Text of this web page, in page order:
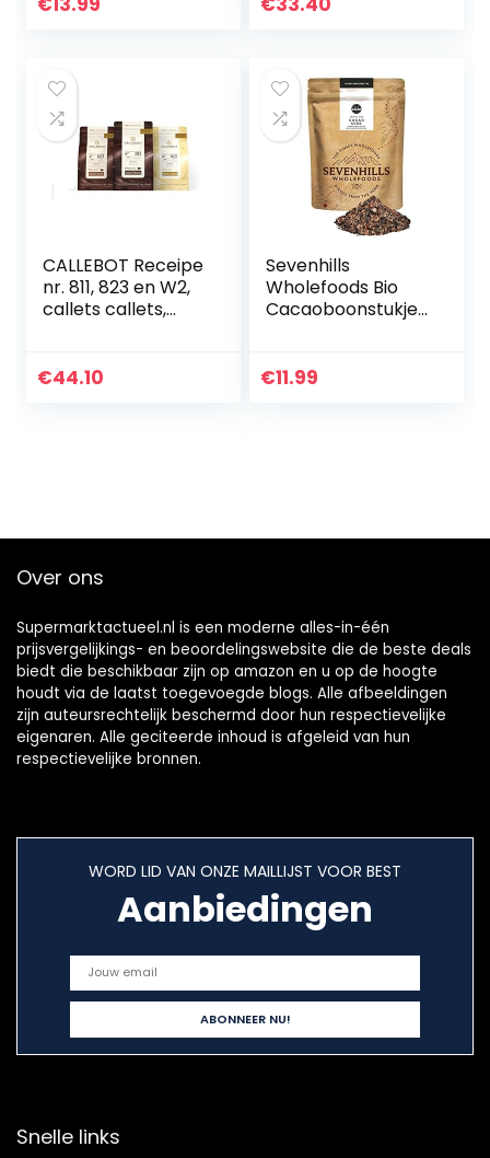
CALLEBOT Receipe
nr. 811, 823 en W2,
callets callets,
melkchocolade en
€44.10
Sevenhills
Wholefoods Bio
Cacaoboonstukjes
€11.99
Over ons
Supermarktactueel.nl is een moderne alles-in-één
prijsvergelijkings- en beoordelingswebsite die de beste deals
biedt die beschikbaar zijn op amazon en u op de hoogte
houdt via de laatst toegevoegde blogs. Alle afbeeldingen
zijn auteursrechtelijk beschermd door hun respectievelijke
eigenaren. Alle geciteerde inhoud is afgeleid van hun
respectievelijke bronnen.
WORD LID VAN ONZE MAILLIJST VOOR BEST
Aanbiedingen
Snelle links